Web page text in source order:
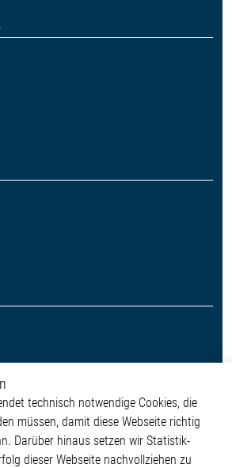
technisch notwendige Cookies, die
müssen, damit diese Webseite richtig
Darüber hinaus setzen wir Statistik-
dieser Webseite nachvollziehen zu